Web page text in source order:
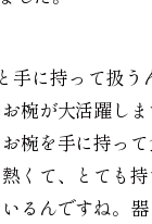
に持って扱
椀が大活躍し
椀を手に持っ
くて、とても
るんですね。